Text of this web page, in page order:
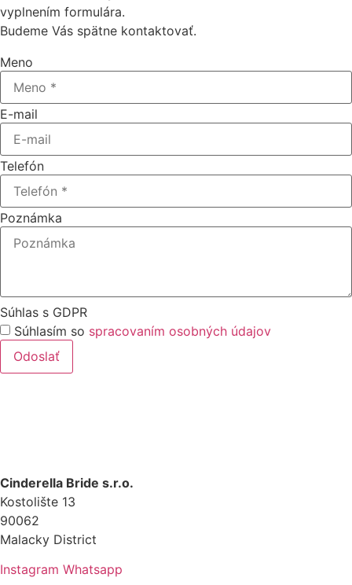
vyplnením formulára.
Budeme Vás spätne kontaktovať.
Meno
E-mail
Telefón
Poznámka
Súhlas s GDPR
Súhlasím so spracovaním osobných údajov
Odoslať
Cinderella Bride s.r.o.
Kostolište 13
90062
Malacky District
Instagram Whatsapp